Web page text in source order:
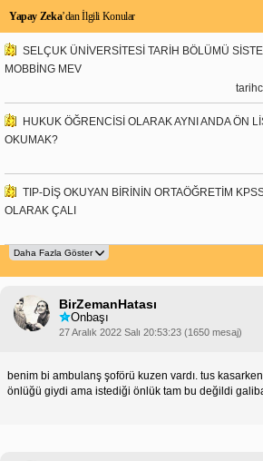
Yapay Zeka’dan İlgili Konular
SELÇUK ÜNİVERSİTESİ TARİH BÖLÜMÜ
MOBBİNG MEV
HUKUK ÖĞRENCİSİ OLARAK AYNI ANDA ÖN
OKUMAK?
TIP-DİŞ OKUYAN BİRİNİN ORTAÖĞRETİM
OLARAK ÇALI
BirZemanHatası
Onbaşı
27 Aralık 2022 Salı 20:53:23 (1650 mesaj)
benim bi ambulanş şoförü kuzen vardı. tus kasarken
önlüğü giydi ama istediği önlük tam bu değildi